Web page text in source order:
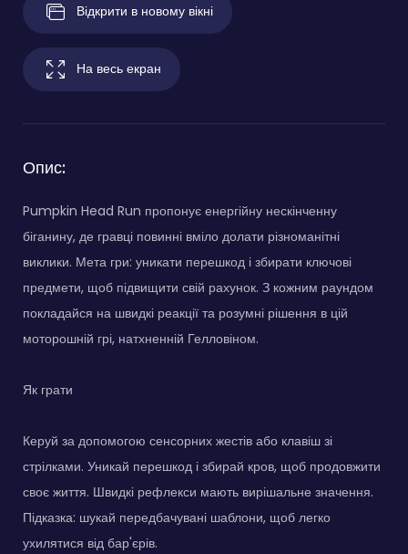
Відкрити в новому вікні
На весь екран
Опис:
Pumpkin Head Run пропонує енергійну нескінченну
біганину, де гравці повинні вміло долати різноманітні
виклики. Мета гри: уникати перешкод і збирати ключові
предмети, щоб підвищити свій рахунок. З кожним раундом
покладайся на швидкі реакції та розумні рішення в цій
моторошній грі, натхненній Гелловіном.
Як грати
Керуй за допомогою сенсорних жестів або клавіш зі
стрілками. Уникай перешкод і збирай кров, щоб продовжити
своє життя. Швидкі рефлекси мають вирішальне значення.
Підказка: шукай передбачувані шаблони, щоб легко
ухилятися від бар'єрів.